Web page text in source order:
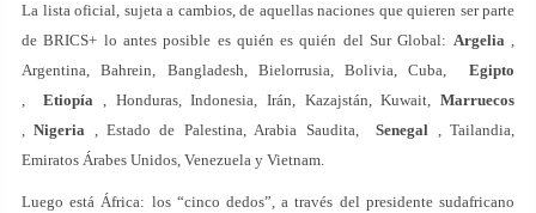
La lista oficial, sujeta a cambios, de aquellas naciones que quieren ser parte
de BRICS+ lo antes posible es quién es quién del Sur Global: Argelia,
Argentina, Bahrein, Bangladesh, Bielorrusia, Bolivia, Cuba, Egipto
,Etiopía , Honduras, Indonesia, Irán, Kazajstán, Kuwait,Marruecos
,Nigeria , Estado de Palestina, Arabia Saudita,Senegal , Tailandia,
Emiratos Árabes Unidos, Venezuela y Vietnam.
Luego está África: los “cinco dedos”, a través del presidente sudafricano